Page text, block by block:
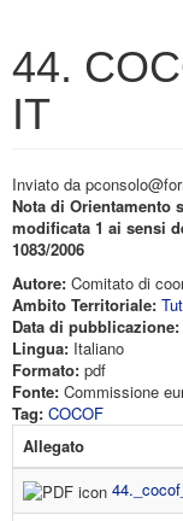
44.
IT
Inviato da
Nota di Orientamento
modificata 1 ai sensi
1083/2006
Autore: Comitato di
Ambito Territoriale:
Data di pubblicazione:
Lingua: Italiano
Formato: pdf
Fonte: Commissione
Tag: COCOF
Allegato